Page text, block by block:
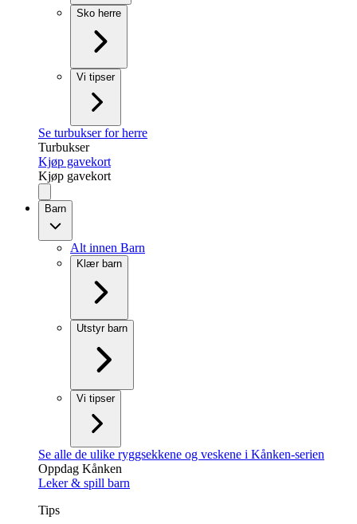
Sko herre
Vi tipser
Se turbukser for herre
Turbukser
Kjøp gavekort
Kjøp gavekort
Barn
Alt innen Barn
Klær barn
Utstyr barn
Vi tipser
Se alle de ulike ryggsekkene og veskene i Kånken-serien
Oppdag Kånken
Leker & spill barn
Tips